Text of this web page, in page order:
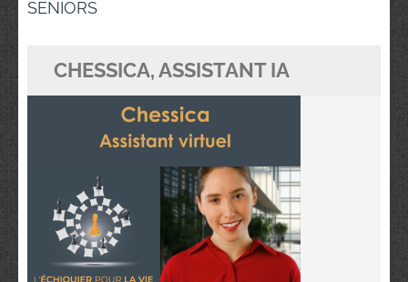
Navigation
l’article
SENIORS
CHESSICA, ASSISTANT IA